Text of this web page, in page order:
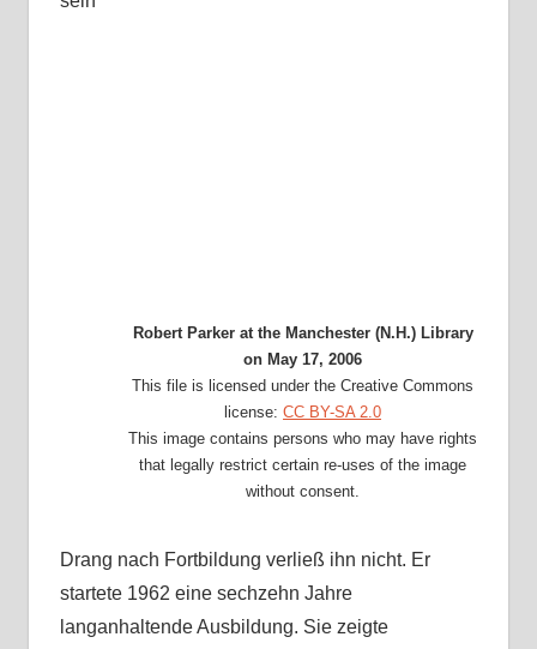
Robert Parker at the Manchester (N.H.) Library
on May 17, 2006
This file is licensed under the Creative Commons
license: CC BY-SA 2.0
This image contains persons who may have rights
that legally restrict certain re-uses of the image
without consent.
Drang nach Fortbildung verließ ihn nicht. Er
startete 1962 eine sechzehn Jahre
langanhaltende Ausbildung. Sie zeigte